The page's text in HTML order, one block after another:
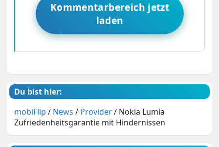
Kommentarbereich jetzt
laden
Du bist hier:
mobiFlip / News / Provider/ Nokia Lumia
Zufriedenheitsgarantie mit Hindernissen